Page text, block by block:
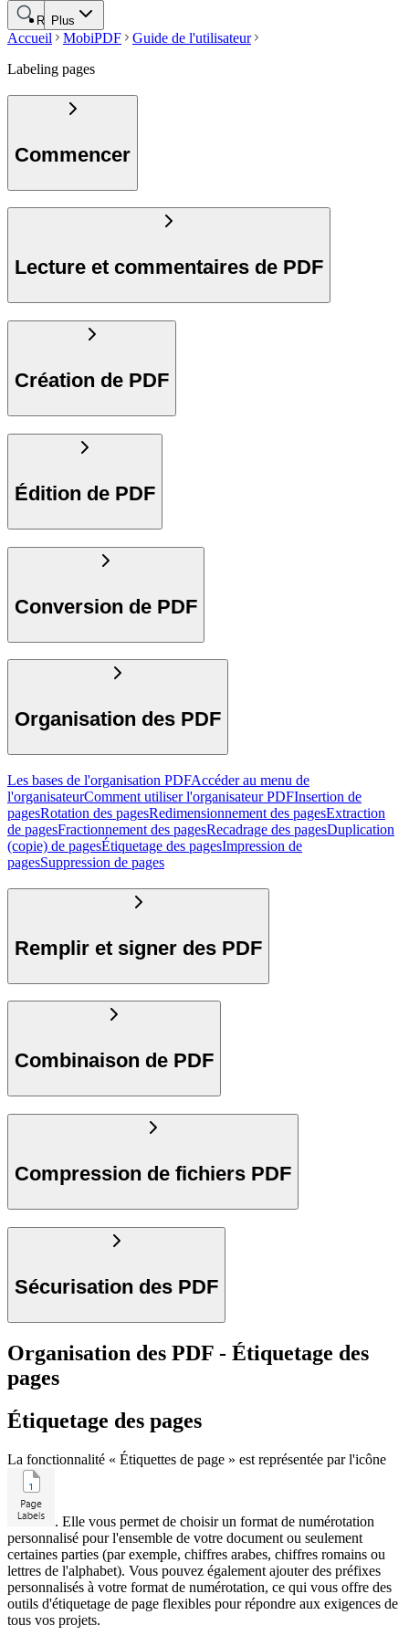
Plus
Rechercher
Accueil MobiPDF
Guide de l'utilisateur
Labeling pages
Commencer
Lecture et commentaires de PDF
Création de PDF
Édition de PDF
Conversion de PDF
Organisation des PDF
Les bases de l'organisation PDFAccéder au menu de
l'organisateurComment utiliser l'organisateur PDFInsertion de
pagesRotation des pagesRedimensionnement des pagesExtraction
de pagesFractionnement des pagesRecadrage des pagesDuplication
(copie) de pagesÉtiquetage des pagesImpression de
pagesSuppression de pages
Remplir et signer des PDF
Combinaison de PDF
Compression de fichiers PDF
Sécurisation des PDF
Organisation des PDF - Étiquetage des
pages
Étiquetage des pages
La fonctionnalité « Étiquettes de page » est représentée par l'icône
. Elle vous permet de choisir un format de numérotation
personnalisé pour l'ensemble de votre document ou seulement
certaines parties (par exemple, chiffres arabes, chiffres romains ou
lettres de l'alphabet). Vous pouvez également ajouter des préfixes
personnalisés à votre format de numérotation, ce qui vous offre des
outils d'étiquetage de page flexibles pour répondre aux exigences de
tous vos projets.